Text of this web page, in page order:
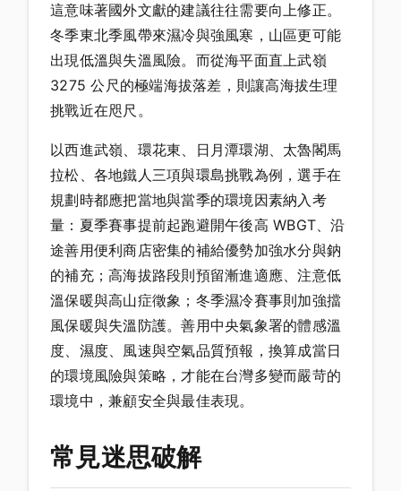
這意味著國外文獻的建議往往需要向上修正。
冬季東北季風帶來濕冷與強風寒，山區更可能
出現低溫與失溫風險。而從海平面直上武嶺
3275 公尺的極端海拔落差，則讓高海拔生理
挑戰近在咫尺。
以西進武嶺、環花東、日月潭環湖、太魯閣馬
拉松、各地鐵人三項與環島挑戰為例，選手在
規劃時都應把當地與當季的環境因素納入考
量：夏季賽事提前起跑避開午後高 WBGT、沿
途善用便利商店密集的補給優勢加強水分與鈉
的補充；高海拔路段則預留漸進適應、注意低
溫保暖與高山症徵象；冬季濕冷賽事則加強擋
風保暖與失溫防護。善用中央氣象署的體感溫
度、濕度、風速與空氣品質預報，換算成當日
的環境風險與策略，才能在台灣多變而嚴苛的
環境中，兼顧安全與最佳表現。
常見迷思破解